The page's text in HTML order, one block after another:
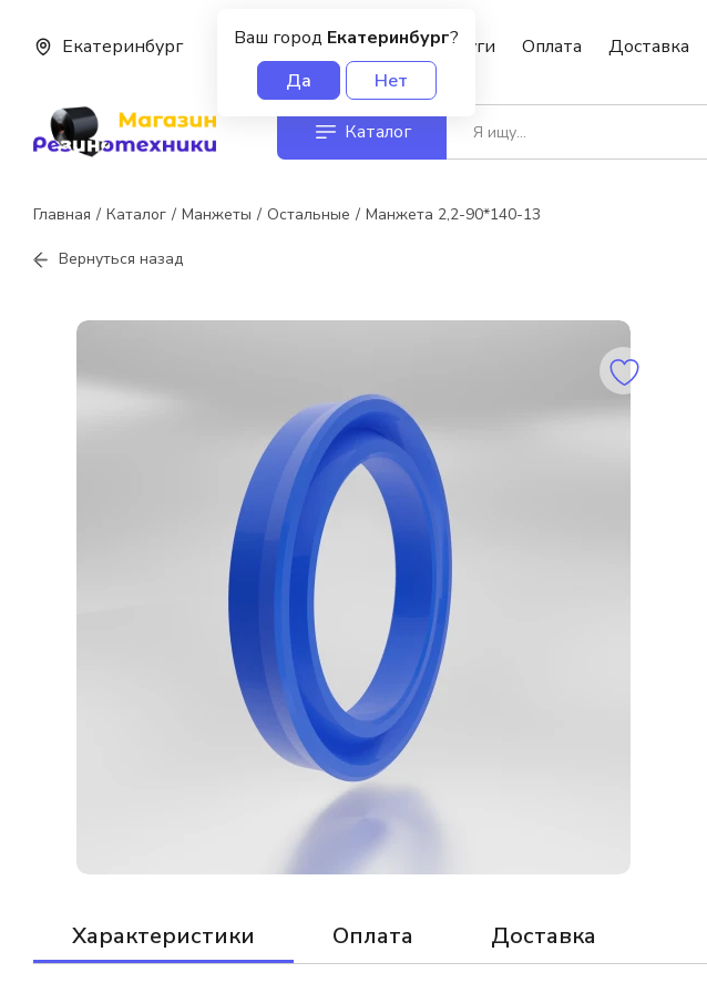
Ваш город Екатеринбург?
Да
Нет
Екатеринбург О нас Услуги Оплата Доставка
Каталог
Главная Каталог Манжеты Остальные Манжета 2,2-90*140-13
Вернуться назад
Характеристики Оплата Доставка